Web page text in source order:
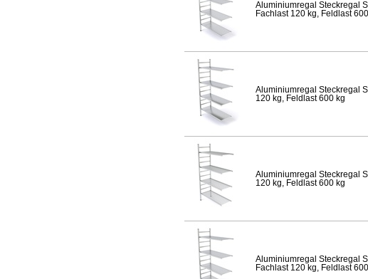
Aluminiumregal Steckregal
Fachlast 120 kg, Feldlast
Aluminiumregal Steckregal
120 kg, Feldlast 600 kg
Aluminiumregal Steckregal
120 kg, Feldlast 600 kg
Aluminiumregal Steckregal
Fachlast 120 kg, Feldlast